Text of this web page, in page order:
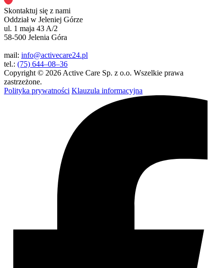
Skontaktuj się z nami
Oddział w Jeleniej Górze
ul. 1 maja 43 A/2
58-500 Jelenia Góra
mail: info@activecare24.pl
tel.: (75) 644–08–36
Copyright © 2026 Active Care Sp. z o.o. Wszelkie prawa
zastrzeżone.
Polityka prywatności Klauzula informacyjna